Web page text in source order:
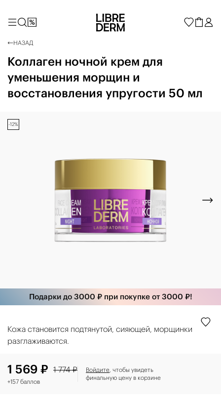
НАЗАД
Коллаген ночной крем для
уменьшения морщин и
восстановления упругости 50 мл
-12%
Подарки до 3000 ₽ при покупке от 3000 ₽!
Кожа становится подтянутой, сияющей, морщинки
разглаживаются.
+157 баллов
1 569 ₽ 1 774 ₽ Войдите, чтобы увидеть
финальную цену в корзине